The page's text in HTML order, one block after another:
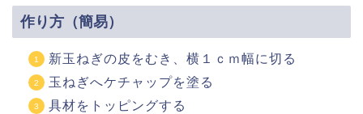
作り方（簡易）
新玉ねぎの皮をむき、横１ｃｍ幅に切る
玉ねぎへケチャップを塗る
具材をトッピングする